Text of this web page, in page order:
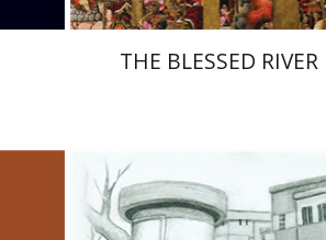
THE BLESSED RIVER
רחל רוז'נסקי